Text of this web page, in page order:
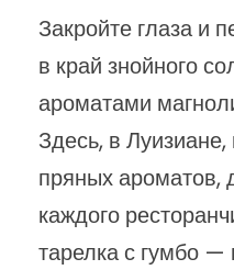
Закройте глаза и
в край знойного
ароматами
Здесь, в
пряных ароматов,
каждого
тарелка с гумбо —